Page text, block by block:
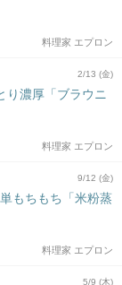
料理家 エプロン
2/13 (金)
り濃厚「ブラウニ
料理家 エプロン
9/12 (金)
もちもち「米粉蒸
料理家 エプロン
5/9 (木)